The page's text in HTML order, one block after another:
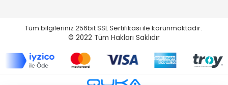
Tüm bilgileriniz 256bit SSL Sertifikası ile korunmaktadır.
© 2022 Tüm Hakları Saklıdır